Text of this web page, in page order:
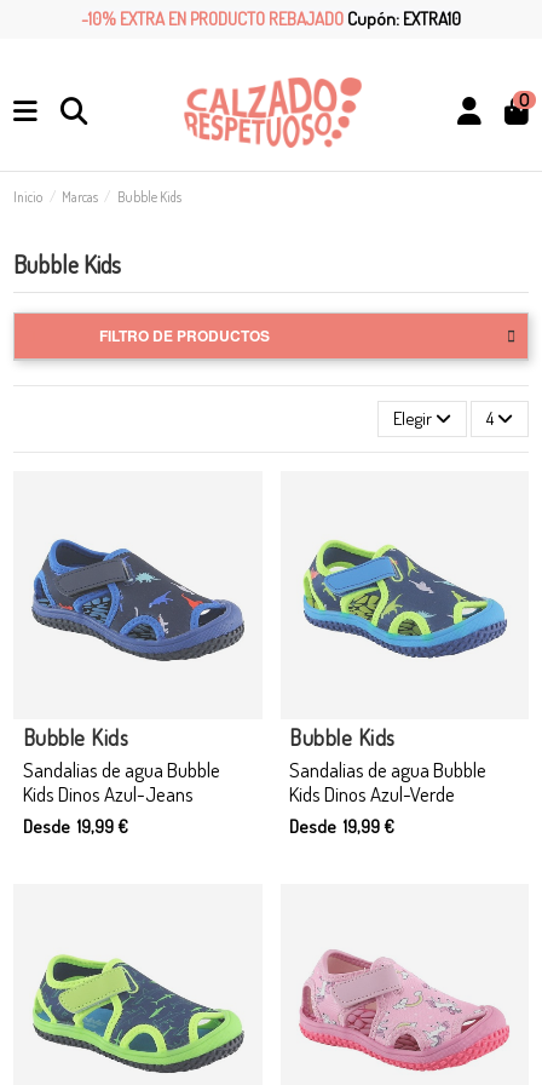
-10% EXTRA EN PRODUCTO REBAJADO Cupón: EXTRA10
0
Inicio Marcas Bubble Kids
Bubble Kids
FILTRO DE PRODUCTOS
Elegir 4
Sandalias de agua Bubble
Kids Dinos Azul-Jeans
Bubble Kids
Desde 19,99 €
Sandalias de agua Bubble
Kids Dinos Azul-Verde
Bubble Kids
Desde 19,99 €